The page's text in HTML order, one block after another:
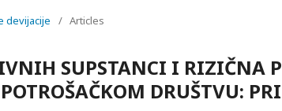
devijacije / Articles
SUPSTANCI I RIZIČNA
DRUŠTVU: